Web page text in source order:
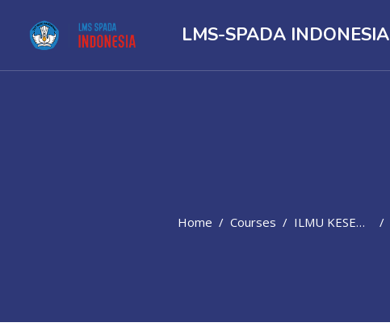
LMS-SPADA INDONESIA
Home Courses ILMU KESEHATAN